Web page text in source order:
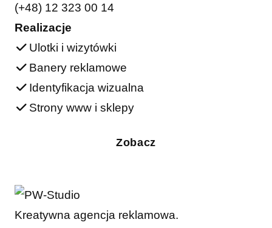
(+48) 12 323 00 14
Realizacje
Ulotki i wizytówki
Banery reklamowe
Identyfikacja wizualna
Strony www i sklepy
Zobacz
Kreatywna agencja reklamowa.